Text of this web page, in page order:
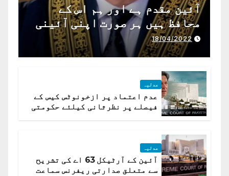
آئین مقدم ہے اور ہم اس کے
محافظ ہیں ہر صورت اپنی آئینی
ذمہ داری ادا کرینگے ، چیف
جسٹس پاکستان
18/04/2022
عدلیہ
عدم اعتماد پر ازخونوٹس کیس کے
فیصلے پر نظرثانی کیلئے حکومتی
عدلیہ
آئین کے آرٹیکل 63 اے کی تشریح
سے متعلق صدارتی ریفرنس سماعت